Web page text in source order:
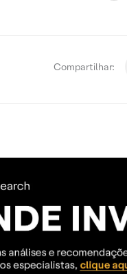
Compartilhar: